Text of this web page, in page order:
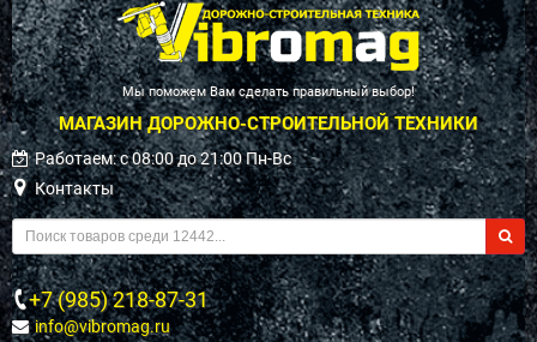
Мы поможем Вам сделать правильный выбор!
МАГАЗИН ДОРОЖНО-СТРОИТЕЛЬНОЙ ТЕХНИКИ
Работаем: c 08:00 до 21:00 Пн-Вс
Контакты
+7 (985) 218-87-31
info@vibromag.ru